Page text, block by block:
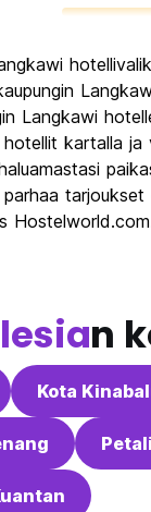
Langkawi
kartalla ja
tarjoukset
n
Kota